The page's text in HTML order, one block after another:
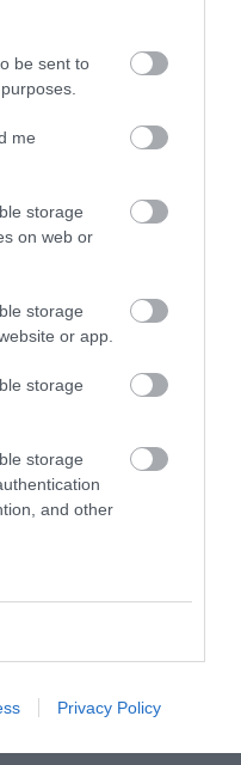
be sent to
me
storage
on web or
storage
or app.
storage
storage
and other
Privacy Policy
την παραδοσιακή